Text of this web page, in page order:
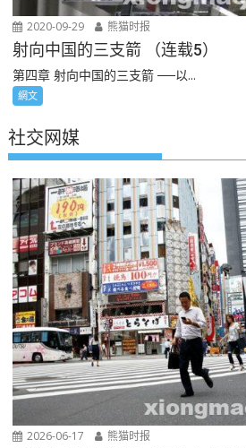
2020-09-29 熊猫时报
射向中国的三支箭 （连载5）
第四章 射向中国的三支箭 ──以...
網文
社交网媒
2026-06-17 熊猫时报